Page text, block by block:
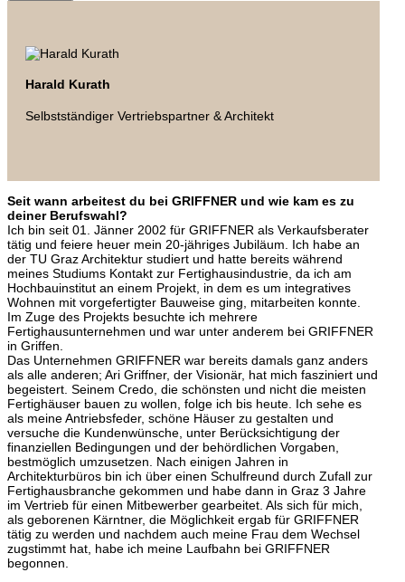
Harald Kurath
Selbstständiger Vertriebspartner & Architekt
Seit wann arbeitest du bei GRIFFNER und wie kam es zu
deiner Berufswahl?
Ich bin seit 01. Jänner 2002 für GRIFFNER als Verkaufsberater
tätig und feiere heuer mein 20-jähriges Jubiläum. Ich habe an
der TU Graz Architektur studiert und hatte bereits während
meines Studiums Kontakt zur Fertighausindustrie, da ich am
Hochbauinstitut an einem Projekt, in dem es um integratives
Wohnen mit vorgefertigter Bauweise ging, mitarbeiten konnte.
Im Zuge des Projekts besuchte ich mehrere
Fertighausunternehmen und war unter anderem bei GRIFFNER
in Griffen.
Das Unternehmen GRIFFNER war bereits damals ganz anders
als alle anderen; Ari Griffner, der Visionär, hat mich fasziniert und
begeistert. Seinem Credo, die schönsten und nicht die meisten
Fertighäuser bauen zu wollen, folge ich bis heute. Ich sehe es
als meine Antriebsfeder, schöne Häuser zu gestalten und
versuche die Kundenwünsche, unter Berücksichtigung der
finanziellen Bedingungen und der behördlichen Vorgaben,
bestmöglich umzusetzen. Nach einigen Jahren in
Architekturbüros bin ich über einen Schulfreund durch Zufall zur
Fertighausbranche gekommen und habe dann in Graz 3 Jahre
im Vertrieb für einen Mitbewerber gearbeitet. Als sich für mich,
als geborenen Kärntner, die Möglichkeit ergab für GRIFFNER
tätig zu werden und nachdem auch meine Frau dem Wechsel
zugstimmt hat, habe ich meine Laufbahn bei GRIFFNER
begonnen.